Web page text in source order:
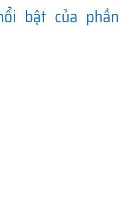
bật của phần